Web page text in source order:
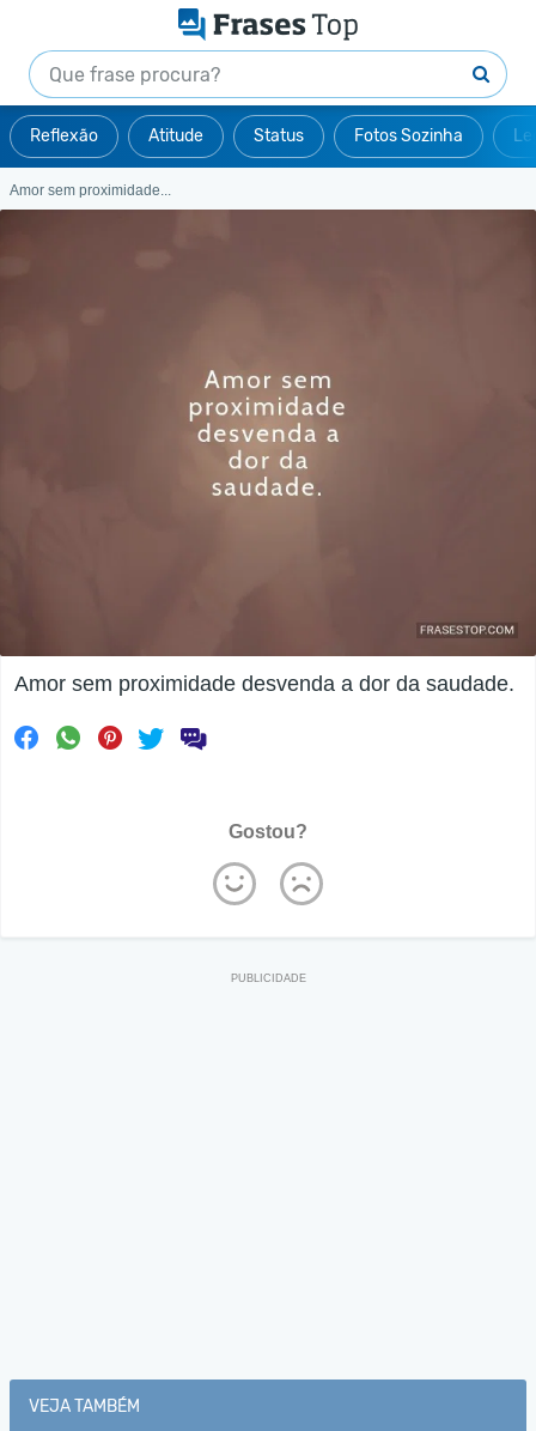
Reflexão Atitude Status Fotos Sozinha
Amor sem proximidade...
Amor sem proximidade desvenda a dor da saudade.
Gostou?
VEJA TAMBÉM